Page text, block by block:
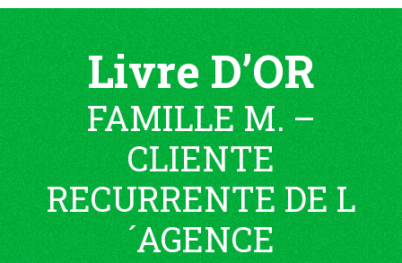
Livre D’OR
FAMILLE M. –
CLIENTE
RECURRENTE DE L
´AGENCE